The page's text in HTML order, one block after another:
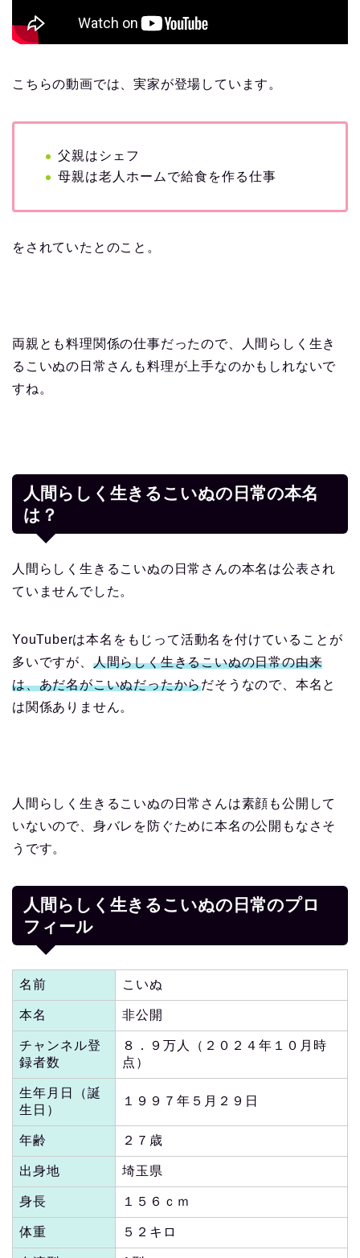
こちらの動画では、実家が登場しています。
父親はシェフ
母親は老人ホームで給食を作る仕事
をされていたとのこと。
両親とも料理関係の仕事だったので、人間らしく生き
るこいぬの日常さんも料理が上手なのかもしれないで
すね。
人間らしく生きるこいぬの日常の本名
は？
人間らしく生きるこいぬの日常さんの本名は公表され
ていませんでした。
YouTuberは本名をもじって活動名を付けていることが
多いですが、 人間らしく生きるこいぬの日常の由来
は、あだ名がこいぬだったからだそうなので、本名と
は関係ありません。
人間らしく生きるこいぬの日常さんは素顔も公開して
いないので、身バレを防ぐために本名の公開もなさそ
うです。
人間らしく生きるこいぬの日常のプロ
フィール
名前 こいぬ
本名 非公開
チャンネル登
録者数
８．９万人（２０２４年１０月時
点）
生年月日（誕
生日）
１９９７年５月２９日
年齢 ２７歳
出身地 埼玉県
身長 １５６ｃｍ
体重 ５２キロ